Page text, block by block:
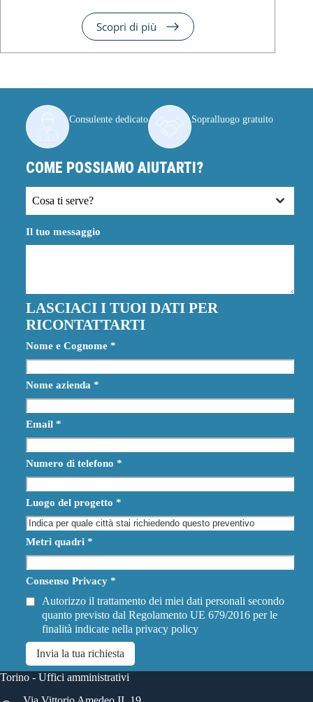
Scopri di più
Consulente dedicato Sopralluogo gratuito
COME POSSIAMO AIUTARTI?
Cosa ti serve?
Il tuo messaggio
LASCIACI I TUOI DATI PER
RICONTATTARTI
Nome e Cognome *
Nome azienda *
Email *
Numero di telefono *
Luogo del progetto *
Metri quadri *
Consenso Privacy *
Autorizzo il trattamento dei miei dati personali secondo
quanto previsto dal Regolamento UE 679/2016 per le
finalità indicate nella privacy policy
Invia la tua richiesta
Torino - Uffici amministrativi